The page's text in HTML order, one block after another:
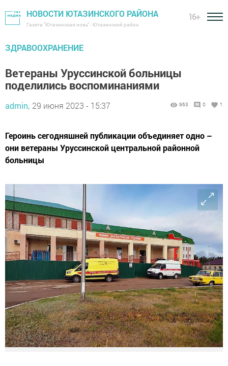
НОВОСТИ ЮТАЗИНСКОГО РАЙОНА
Газета "Ютазинская новь" - Ютазинский район
16+
ЗДРАВООХРАНЕНИЕ
Ветераны Уруссинской больницы
поделились воспоминаниями
admin, 29 июня 2023 - 15:37 963 0 1
Героинь сегодняшней публикации объединяет одно –
они ветераны Уруссинской центральной районной
больницы